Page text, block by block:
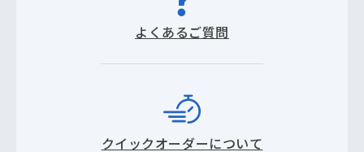
よくあるご質問
クイックオーダーについて